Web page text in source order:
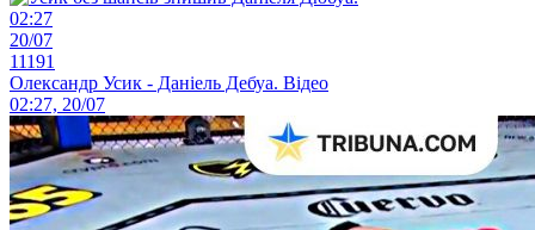
02:27
20/07
11191
Олександр Усик - Даніель Дебуа. Відео
02:27, 20/07